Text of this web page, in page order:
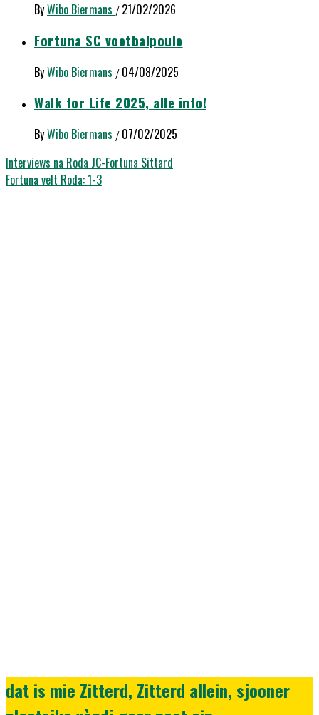
ByWibo Biermans / 21/02/2026
Fortuna SC voetbalpoule
ByWibo Biermans / 04/08/2025
Walk for Life 2025, alle info!
ByWibo Biermans / 07/02/2025
Bericht
navigatie
Interviews na Roda JC-Fortuna Sittard
Fortuna velt Roda: 1-3
dat is mie Zitterd, Zitterd allein, sjooner